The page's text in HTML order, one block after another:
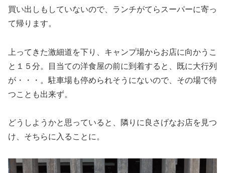
買い出しもしていないので、ランチがてらスーパーに寄っ
て帰ります。
上ってきた激細道を下り、キャンプ場からお店に向かうこ
と１５分。目当ての洋食屋の前に到着すると、既に大行列
が・・・。駐車場も停められそうにないので、その場で待
つことも出来ず。
どうしようかと思っていると、隣りに良さげなお店を見つ
け、そちらに入ることに。